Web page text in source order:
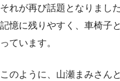
それが再び話題となりまし
記憶に残りやすく、車椅子
っています。
このように、山瀬まみさん